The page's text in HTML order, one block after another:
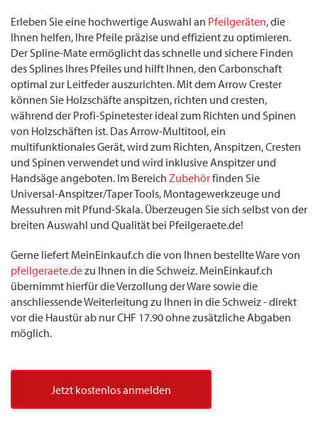
Erleben Sie eine hochwertige Auswahl an Pfeilgeräten, die
Ihnen helfen, Ihre Pfeile präzise und effizient zu optimieren.
Der Spline-Mate ermöglicht das schnelle und sichere Finden
des Splines Ihres Pfeiles und hilft Ihnen, den Carbonschaft
optimal zur Leitfeder auszurichten. Mit dem Arrow Crester
können Sie Holzschäfte anspitzen, richten und cresten,
während der Profi-Spinetester ideal zum Richten und Spinen
von Holzschäften ist. Das Arrow-Multitool, ein
multifunktionales Gerät, wird zum Richten, Anspitzen, Cresten
und Spinen verwendet und wird inklusive Anspitzer und
Handsäge angeboten. Im Bereich Zubehörfinden Sie
Universal-Anspitzer/Taper Tools, Montagewerkzeuge und
Messuhren mit Pfund-Skala. Überzeugen Sie sich selbst von der
breiten Auswahl und Qualität bei Pfeilgeraete.de!
Gerne liefert MeinEinkauf.ch die von Ihnen bestellte Ware von
pfeilgeraete.dezu Ihnen in die Schweiz. MeinEinkauf.ch
übernimmt hierfür die Verzollung der Ware sowie die
anschliessende Weiterleitung zu Ihnen in die Schweiz - direkt
vor die Haustür ab nur CHF 17.90 ohne zusätzliche Abgaben
möglich.
Jetzt kostenlos anmelden